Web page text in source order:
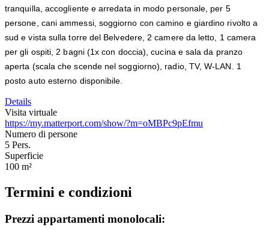
tranquilla, accogliente e arredata in modo personale, per 5
persone, cani ammessi, soggiorno con camino e giardino rivolto a
sud e vista sulla torre del Belvedere, 2 camere da letto, 1 camera
per gli ospiti, 2 bagni (1x con doccia), cucina e sala da pranzo
aperta (scala che scende nel soggiorno), radio, TV, W-LAN. 1
posto auto esterno disponibile.
Details
Visita virtuale
https://my.matterport.com/show/?m=oMBPc9pEfmu
Numero di persone
5 Pers.
Superficie
100 m²
Termini e condizioni
Prezzi appartamenti monolocali: